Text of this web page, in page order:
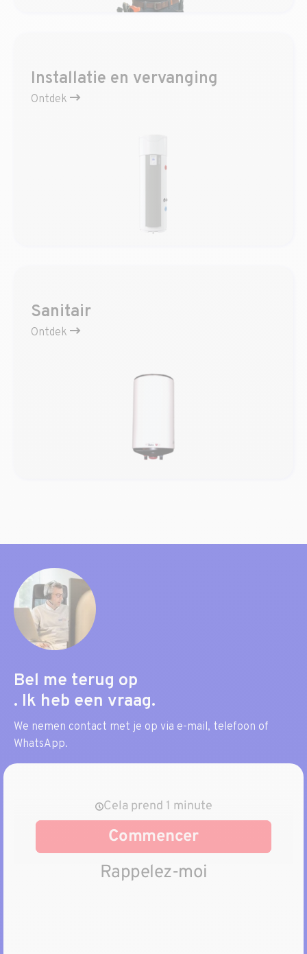
Installatie en vervanging
Ontdek
Sanitair
Ontdek
Bel me terug op
. Ik heb een vraag.
We nemen contact met je op via e-mail, telefoon of
WhatsApp.